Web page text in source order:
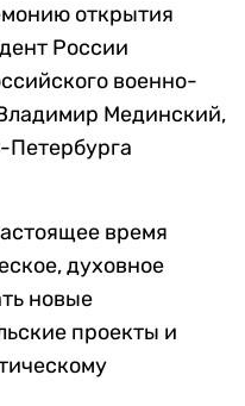
открытия
России
военно-
Мединский,
Петербурга
время
духовное
новые
проекты и